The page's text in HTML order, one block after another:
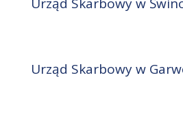
Urząd Skarbowy w
Urząd Skarbowy w